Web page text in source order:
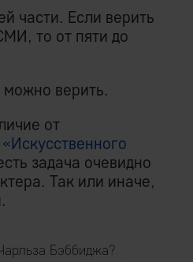
части. Если верить
то от пяти до
верить.
от
задача очевидно
Так или иначе,
Бэббиджа?